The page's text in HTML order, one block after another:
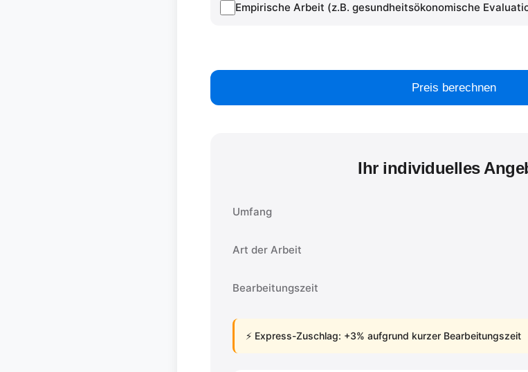
Empirische Arbeit (z.B. gesundheitsökonomische
Preis berechnen
Ihr individuelles
Umfang
Art der Arbeit
Bearbeitungszeit
⚡ Express-Zuschlag: +3% aufgrund kurzer Bearbeitungszeit